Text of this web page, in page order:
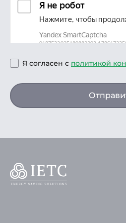
Я согласен с политикой